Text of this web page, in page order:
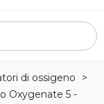
di ossigeno
>
Oxygenate 5 -